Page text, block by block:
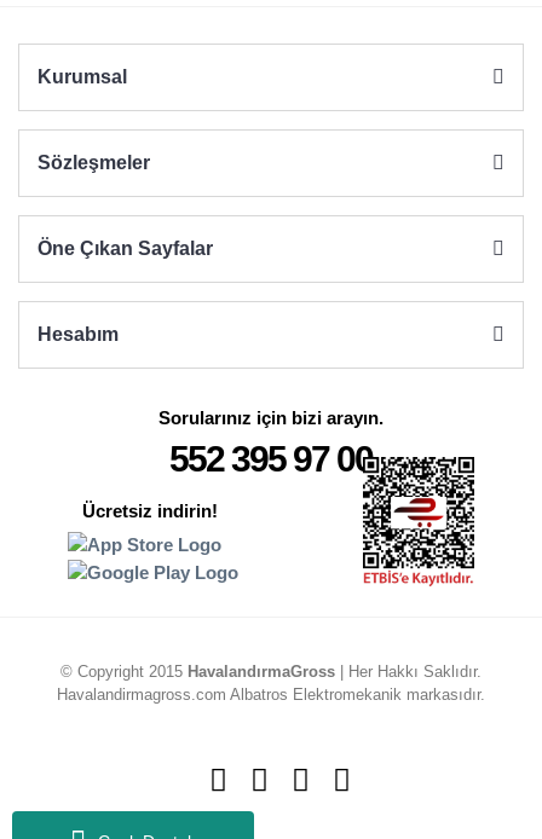
Kurumsal
Sözleşmeler
Öne Çıkan Sayfalar
Hesabım
Sorularınız için bizi arayın.
552 395 97 00
Ücretsiz indirin!
© Copyright 2015 HavalandırmaGross | Her Hakkı Saklıdır.
Havalandirmagross.com Albatros Elektromekanik markasıdır.